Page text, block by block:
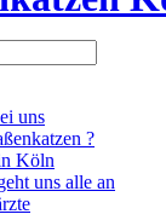
uns
?
Köln
uns alle an